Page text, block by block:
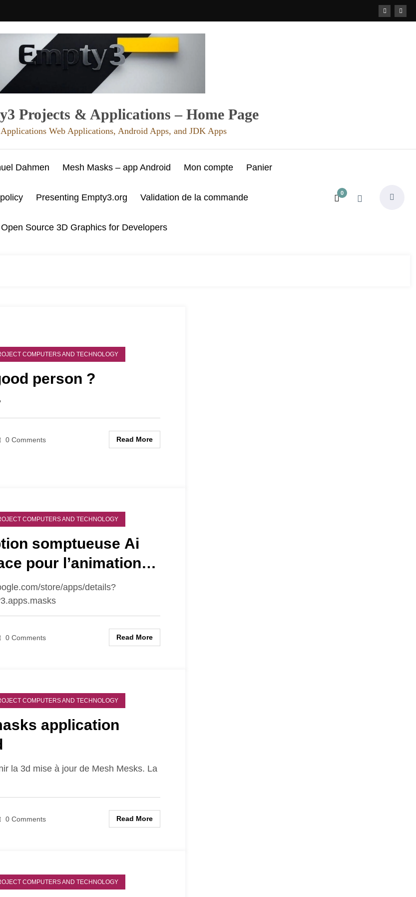
Projects & Applications – Home Page
Web Applications, Android Apps, and JDK Apps
Dahmen Mesh Masks – app Android Mon compte Panier
Presenting Empty3.org Validation de la commande
Source 3D Graphics for Developers
0
COMPUTERS AND TECHNOLOGY
person ?
0 Comments Read More
COMPUTERS AND TECHNOLOGY
somptueuse Ai
pour l’animation
(Morphing)
store/apps/details?
0 Comments Read More
COMPUTERS AND TECHNOLOGY
application
la 3d mise à jour de Mesh Mesks. La
0 Comments Read More
COMPUTERS AND TECHNOLOGY